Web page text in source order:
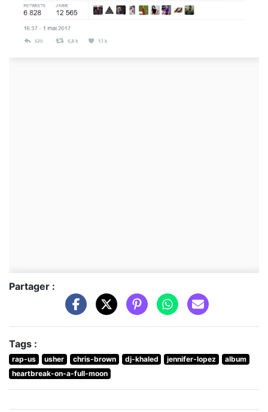
Partager :
Tags :
rap-us usher chris-brown dj-khaled jennifer-lopez
album
heartbreak-on-a-full-moon